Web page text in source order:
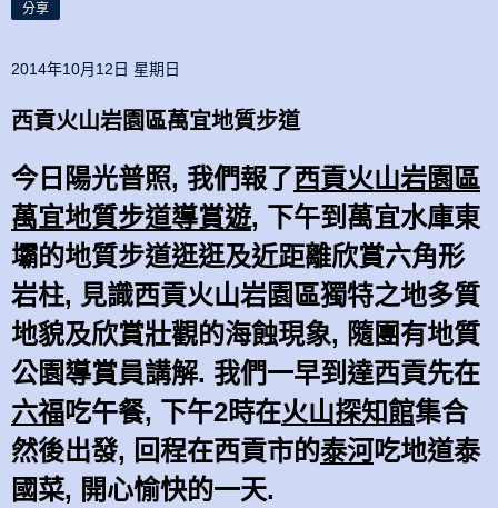
分享
2014年10月12日 星期日
西貢火山岩園區萬宜地質步道
今日陽光普照, 我們報了西貢火山岩園區
萬宜地質步道導賞遊, 下午到萬宜水庫東
壩的地質步道逛逛及近距離欣賞六角形
岩柱, 見識西貢火山岩園區獨特之地多質
地貌及欣賞壯觀的海蝕現象, 隨團有地質
公園導賞員講解. 我們一早到達西貢先在
六福吃午餐, 下午2時在火山探知館集合
然後出發, 回程在西貢市的泰河吃地道泰
國菜, 開心愉快的一天.